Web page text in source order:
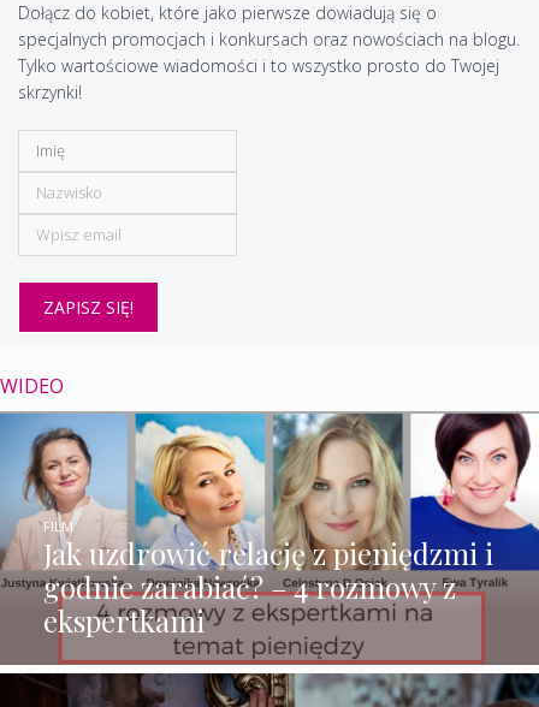
Dołącz do kobiet, które jako pierwsze dowiadują się o
specjalnych promocjach i konkursach oraz nowościach na blogu.
Tylko wartościowe wiadomości i to wszystko prosto do Twojej
skrzynki!
WIDEO
Jak uzdrowić relację z pieniędzmi i
godnie zarabiać? – 4 rozmowy z
ekspertkami
FILM